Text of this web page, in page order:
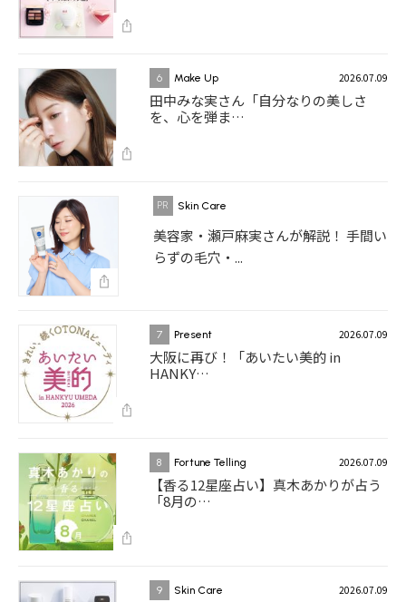
6 Make Up 2026.07.09
田中みな実さん「自分なりの美しさ
を、心を弾ま…
Skin Care
美容家・瀬戸麻実さんが解説！ 手間い
らずの毛穴・...
7 Present 2026.07.09
大阪に再び！「あいたい美的 in
HANKY…
8 Fortune Telling 2026.07.09
【香る12星座占い】真木あかりが占う
「8月の…
9 Skin Care 2026.07.09